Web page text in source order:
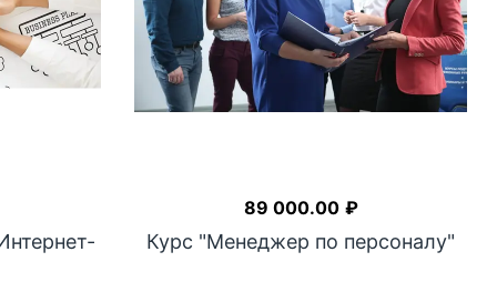
Курс "Менеджер по персоналу"
89 000.00 ₽